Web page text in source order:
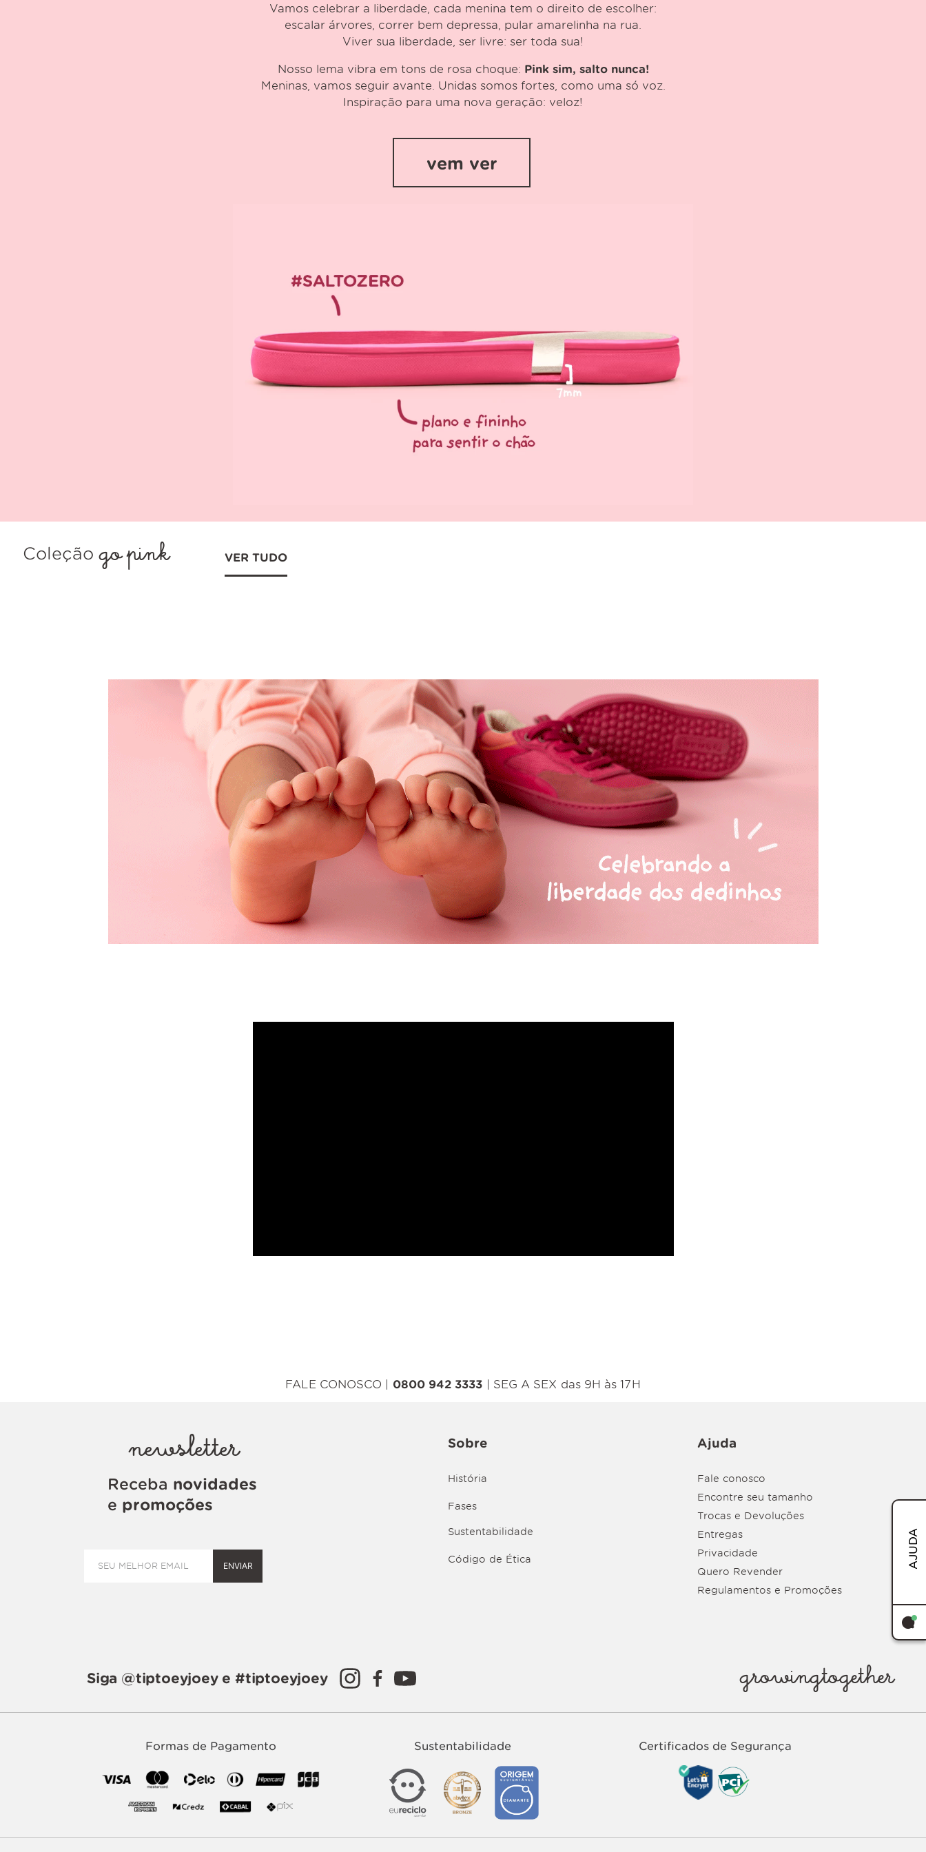
AJUDA
Vamos celebrar a liberdade, cada menina tem o direito de escolher:
escalar árvores, correr bem depressa, pular amarelinha na rua.
Viver sua liberdade, ser livre: ser toda sua!
Nosso lema vibra em tons de rosa choque: Pink sim, salto nunca!
Meninas, vamos seguir avante. Unidas somos fortes, como uma só voz.
Inspiração para uma nova geração: veloz!
vem ver
Coleçãogo pink VER TUDO
FALE CONOSCO | 0800 942 3333 | SEG A SEX das 9H às 17H
newsletter
Receba novidades
e promoções
ENVIAR
Sobre
História
Fases
Sustentabilidade
Código de Ética
Ajuda
Fale conosco
Encontre seu tamanho
Trocas e Devoluções
Entregas
Privacidade
Quero Revender
Regulamentos e Promoções
Siga @tiptoeyjoey e #tiptoeyjoey growingtogether
Formas de Pagamento Sustentabilidade Certificados de Segurança